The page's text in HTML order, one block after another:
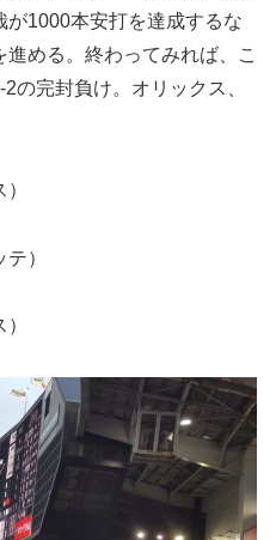
1000本安打を達成するな
める。終わってみれば、こ
の完封負け。オリックス、
）